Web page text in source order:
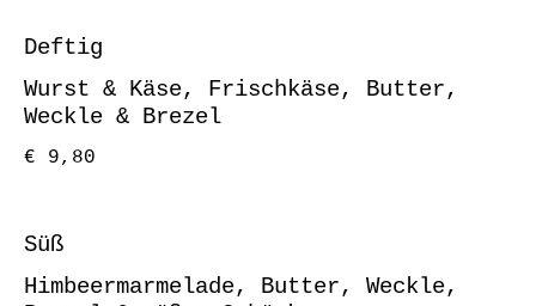
Deftig
Wurst & Käse, Frischkäse, Butter,
Weckle & Brezel
€ 9,80
Süß
Himbeermarmelade, Butter, Weckle,